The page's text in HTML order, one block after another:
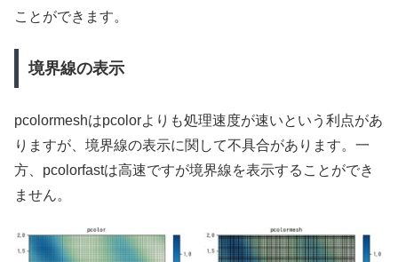
ことができます。
境界線の表示
pcolormeshはpcolorよりも処理速度が速いという利点があ
りますが、境界線の表示に関して不具合があります。一
方、pcolorfastは高速ですが境界線を表示することができ
ません。